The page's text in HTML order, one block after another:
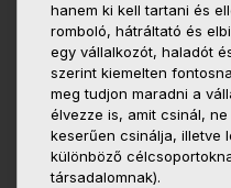
hanem ki kell tartani és
romboló, hátráltató és
egy vállalkozót, haladót
szerint kiemelten
meg tudjon maradni a
élvezze is, amit csinál,
keserűen csinálja, illetve
különböző
társadalomnak).